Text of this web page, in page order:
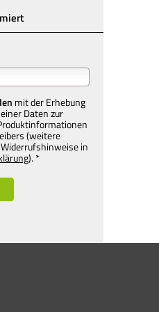
mit der Erhebung
Daten zur
(weitere
in
). *